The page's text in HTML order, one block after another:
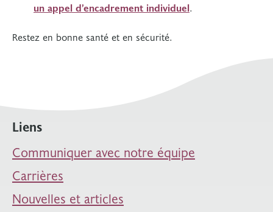
un appel d’encadrement individuel.
Restez en bonne santé et en sécurité.
Liens
Communiquer avec notre équipe
Carrières
Nouvelles et articles